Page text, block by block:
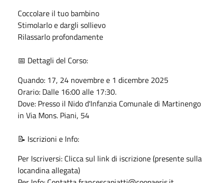
Coccolare il tuo bambino
Stimolarlo e dargli sollievo
Rilassarlo profondamente
📅 Dettagli del Corso:
Quando: 17, 24 novembre e 1 dicembre 2025
Orario: Dalle 16:00 alle 17:30.
Dove: Presso il Nido d'Infanzia Comunale di Martinengo
in Via Mons. Piani, 54
📝 Iscrizioni e Info:
Per Iscriversi: Clicca sul link di iscrizione (presente sulla
locandina allegata)